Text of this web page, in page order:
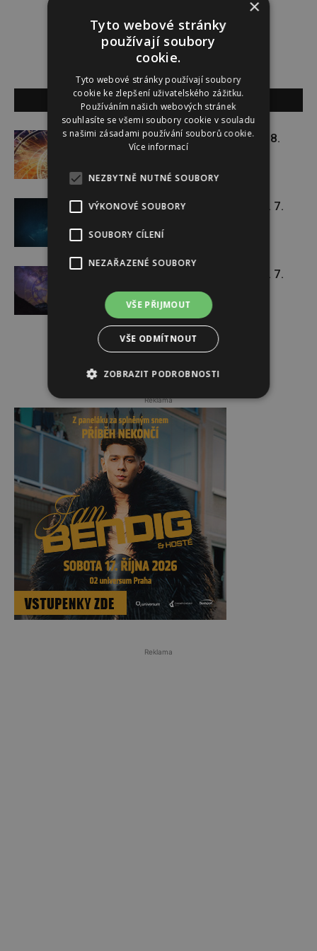
SOUVISEJÍCÍ ČLÁNKY
Týdenní horoskop 27. 7. – 2. 8.
Týdenní horoskop 20. 7. – 26. 7.
Týdenní horoskop 13. 7. – 19. 7.
Reklama
Reklama
×
Tyto webové stránky
používají soubory
cookie.
Tyto webové stránky používají soubory
cookie ke zlepšení uživatelského zážitku.
Používáním našich webových stránek
souhlasíte se všemi soubory cookie v souladu
s našimi zásadami používání souborů cookie.
Více informací
NEZBYTNĚ NUTNÉ SOUBORY
VÝKONOVÉ SOUBORY
SOUBORY CÍLENÍ
NEZAŘAZENÉ SOUBORY
VŠE PŘIJMOUT
VŠE ODMÍTNOUT
ZOBRAZIT PODROBNOSTI